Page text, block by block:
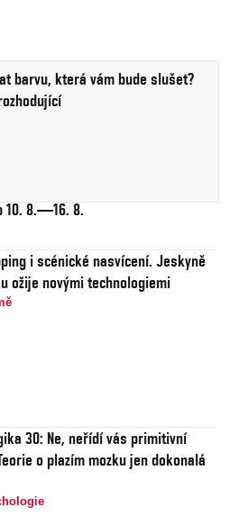
barvu, která vám bude slušet?
10. 8.—16. 8.
i scénické nasvícení. Jeskyně
ožije novými technologiemi
30: Ne, neřídí vás primitivní
o plazím mozku jen dokonalá